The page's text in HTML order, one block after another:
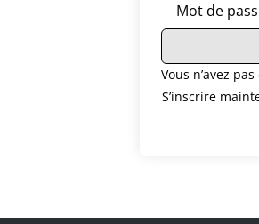
Mot de
Vous n’avez
S’inscrire